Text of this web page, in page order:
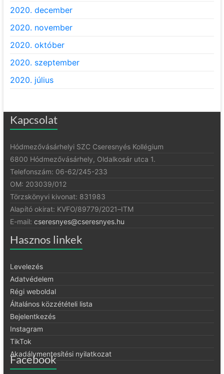
2020. december
2020. november
2020. október
2020. szeptember
2020. július
Kapcsolat
Hódmezővásárhelyi SZC Cseresnyés Kollégium
6800 Hódmezővásárhely, Oldalkosár utca 1.
Telefonszám: 06-62/245-233
OM: 203039/012
Törzskönyvi kivonat: 831983
Alapító okirat: KVFO/89779/2021–ITM
E-mail: cseresnyes@cseresnyes.hu
Hasznos linkek
Levelezés
Adatvédelem
Régi weboldal
Általános közzétételi lista
Bejelentkezés
Instagram
TikTok
Akadálymentesítési nyilatkozat
Facebook